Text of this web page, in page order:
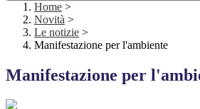
Home >
Novità >
Le notizie >
Manifestazione per l'ambiente
Manifestazione per